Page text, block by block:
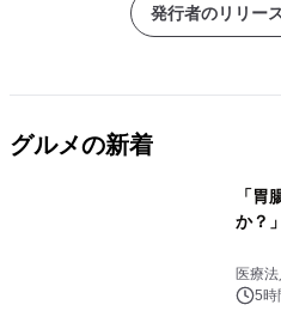
発行者のリリー
グルメの新着
「胃
か？
医療
5時